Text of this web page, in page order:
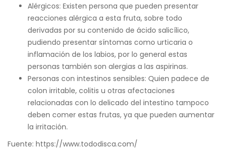
Alérgicos: Existen persona que pueden presentar
reacciones alérgica a esta fruta, sobre todo
derivadas por su contenido de ácido salicílico,
pudiendo presentar síntomas como urticaria o
inflamación de los labios, por lo general estas
personas también son alergias a las aspirinas.
Personas con intestinos sensibles: Quien padece de
colon irritable, colitis u otras afectaciones
relacionadas con lo delicado del intestino tampoco
deben comer estas frutas, ya que pueden aumentar
la irritación.
Fuente: https://www.tododisca.com/